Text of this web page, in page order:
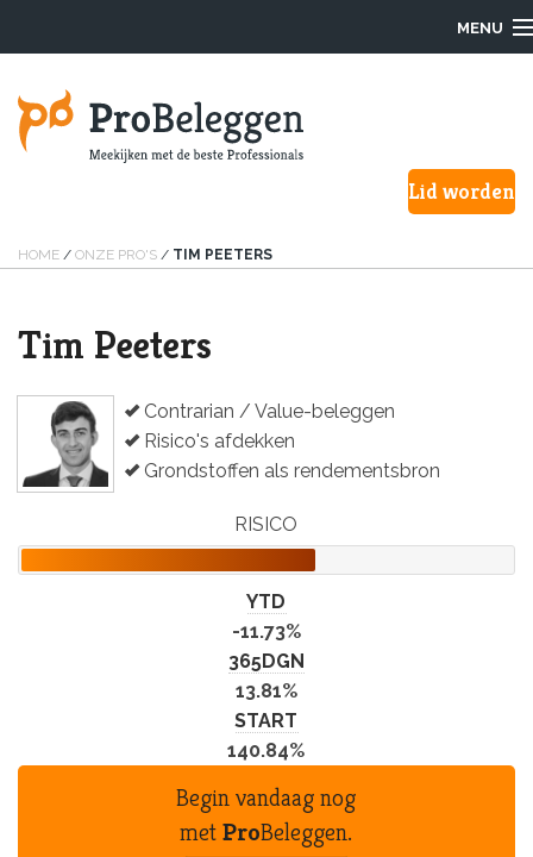
MENU
Hoe werkt het?
Over ons
F.A.Q.
Lid worden
HOME / ONZE PRO'S / TIM PEETERS
Tim Peeters
Contrarian / Value-beleggen
Risico's afdekken
Grondstoffen als rendementsbron
RISICO
YTD
-11.73%
365DGN
13.81%
START
140.84%
Begin vandaag nog
metProBeleggen.